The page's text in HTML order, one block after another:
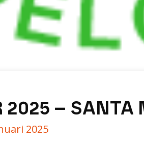
2025 –
2025